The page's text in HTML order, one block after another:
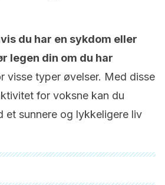
du har en sykdom eller
legen din om du har
visse typer øvelser. Med disse
for voksne kan du
et sunnere og lykkeligere liv